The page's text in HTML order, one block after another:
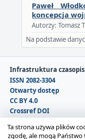
Paweł
koncepcja
Autorzy: Tomasz
Na podstawie
Infrastruktura
ISSN 2082-3304
Otwarty dostęp
CC BY 4.0
Crossref DOI
Ta strona używa plików
zgodę, ale mogą Państwo